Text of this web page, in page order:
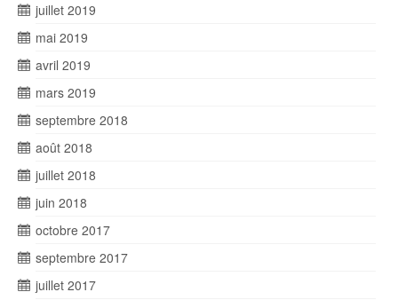
juillet 2019
mai 2019
avril 2019
mars 2019
septembre 2018
août 2018
juillet 2018
juin 2018
octobre 2017
septembre 2017
juillet 2017